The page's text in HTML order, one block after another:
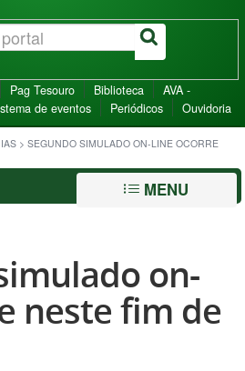
Pag Tesouro Biblioteca
AVA -
de eventos Periódicos Ouvidoria
> SEGUNDO SIMULADO ON-LINE OCORRE
MENU
on-
neste fim de